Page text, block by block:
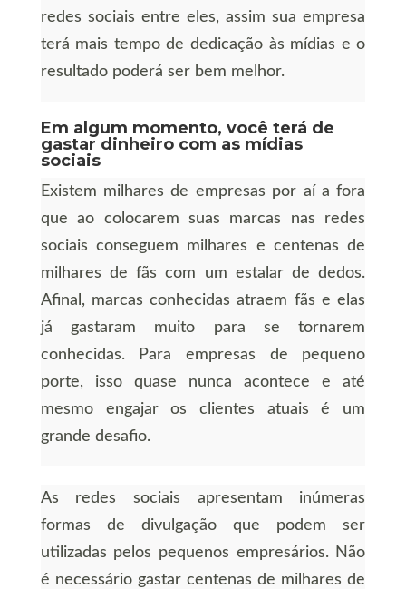
redes sociais entre eles, assim sua empresa
terá mais tempo de dedicação às mídias e o
resultado poderá ser bem melhor.
Em algum momento, você terá de
gastar dinheiro com as mídias
sociais
Existem milhares de empresas por aí a fora
que ao colocarem suas marcas nas redes
sociais conseguem milhares e centenas de
milhares de fãs com um estalar de dedos.
Afinal, marcas conhecidas atraem fãs e elas
já gastaram muito para se tornarem
conhecidas. Para empresas de pequeno
porte, isso quase nunca acontece e até
mesmo engajar os clientes atuais é um
grande desafio.
As redes sociais apresentam inúmeras
formas de divulgação que podem ser
utilizadas pelos pequenos empresários. Não
é necessário gastar centenas de milhares de